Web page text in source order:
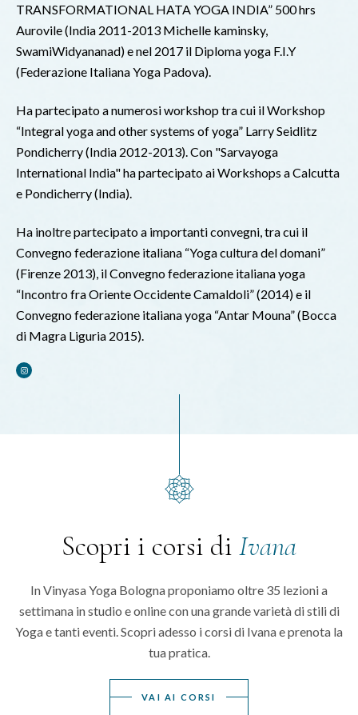
TRANSFORMATIONAL HATA YOGA INDIA” 500 hrs
Aurovile (India 2011-2013 Michelle kaminsky,
SwamiWidyananad) e nel 2017 il Diploma yoga F.I.Y
(Federazione Italiana Yoga Padova).
Ha partecipato a numerosi workshop tra cui il Workshop
“Integral yoga and other systems of yoga” Larry Seidlitz
Pondicherry (India 2012-2013). Con "Sarvayoga
International India" ha partecipato ai Workshops a Calcutta
e Pondicherry (India).
Ha inoltre partecipato a importanti convegni, tra cui il
Convegno federazione italiana “Yoga cultura del domani”
(Firenze 2013), il Convegno federazione italiana yoga
“Incontro fra Oriente Occidente Camaldoli” (2014) e il
Convegno federazione italiana yoga “Antar Mouna” (Bocca
di Magra Liguria 2015).
Scopri i corsi di Ivana
In Vinyasa Yoga Bologna proponiamo oltre 35 lezioni a
settimana in studio e online con una grande varietà di stili di
Yoga e tanti eventi. Scopri adesso i corsi di Ivana e prenota la
tua pratica.
VAI AI CORSI